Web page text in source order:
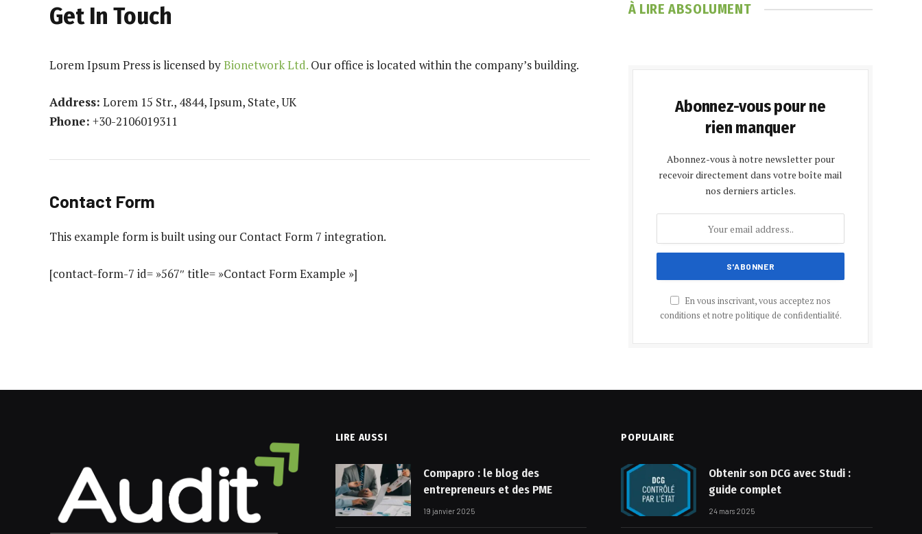
Get In Touch
Lorem Ipsum Press is licensed byBionetwork Ltd. Our office is located within the company’s building.
Address: Lorem 15 Str., 4844, Ipsum, State, UK
Phone: +30-2106019311
Contact Form
This example form is built using our Contact Form 7 integration.
[contact-form-7 id= »567″ title= »Contact Form Example »]
À LIRE ABSOLUMENT
Abonnez-vous pour ne
rien manquer
Abonnez-vous à notre newsletter pour
recevoir directement dans votre boîte mail
nos derniers articles.
En vous inscrivant, vous acceptez nos
conditions et notre politique de confidentialité.
LIRE AUSSI
Compapro : le blog des
entrepreneurs et des PME
19 janvier 2025
POPULAIRE
Obtenir son DCG avec Studi :
guide complet
24 mars 2025